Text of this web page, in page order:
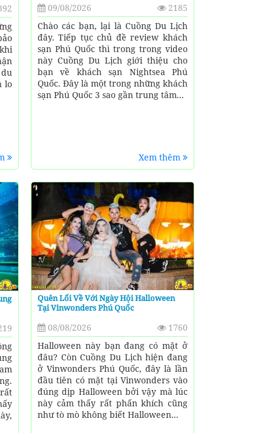
lo
09/08/2026
2185
Chào các bạn, lại là Cuồng Du Lịch
đây. Tiếp tục chủ đề review khách
sạn Phú Quốc thì trong trong video
này Cuồng Du Lịch giới thiệu cho
bạn về khách sạn Nightsea Phú
Quốc. Đây là một trong những khách
sạn Phú Quốc 3 sao gần trung tâm...
Xem thêm
Quên Lối Về Với Ngày Hội Halloween
Tại Vinwonders Phú Quốc
08/08/2026
1760
Halloween này bạn đang có mặt ở
đâu? Còn Cuồng Du Lịch hiện đang
ở Vinwonders Phú Quốc, đây là lần
đầu tiên có mặt tại Vinwonders vào
đúng dịp Halloween bởi vậy mà lúc
này cảm thấy rất phấn khích cũng
như tò mò không biết Halloween...